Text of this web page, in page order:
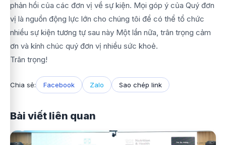
phản hồi của các đơn vị về sự kiện. Mọi góp ý của Quý đơn
vị là nguồn động lực lớn cho chúng tôi để có thể tổ chức
nhiều sự kiện tương tự sau này Một lần nữa, trân trọng cảm
ơn và kính chúc quý đơn vị nhiều sức khoẻ.
Trân trọng!
Chia sẻ: Facebook Zalo Sao chép link
Bài viết liên quan